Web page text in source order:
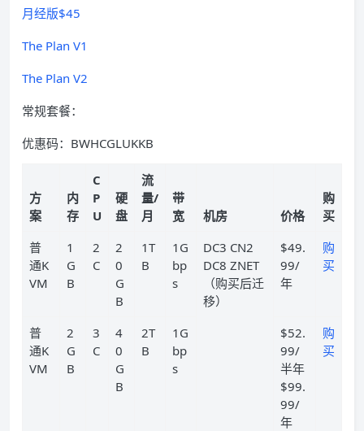
月经版$45
The Plan V1
The Plan V2
常规套餐：
优惠码：BWHCGLUKKB
方
案
内
存
C
P
U
硬
盘
流
量/
月
带
宽
机房 价格
购
买
普
通K
VM
1
G
B
2
C
2
0
G
B
1T
B
1G
bp
s
DC3 CN2
DC8 ZNET
（购买后迁
移）
$49.
99/
年
购
买
普
通K
VM
2
G
B
3
C
4
0
G
B
2T
B
1G
bp
s
$52.
99/
半年
$99.
99/
年
购
买